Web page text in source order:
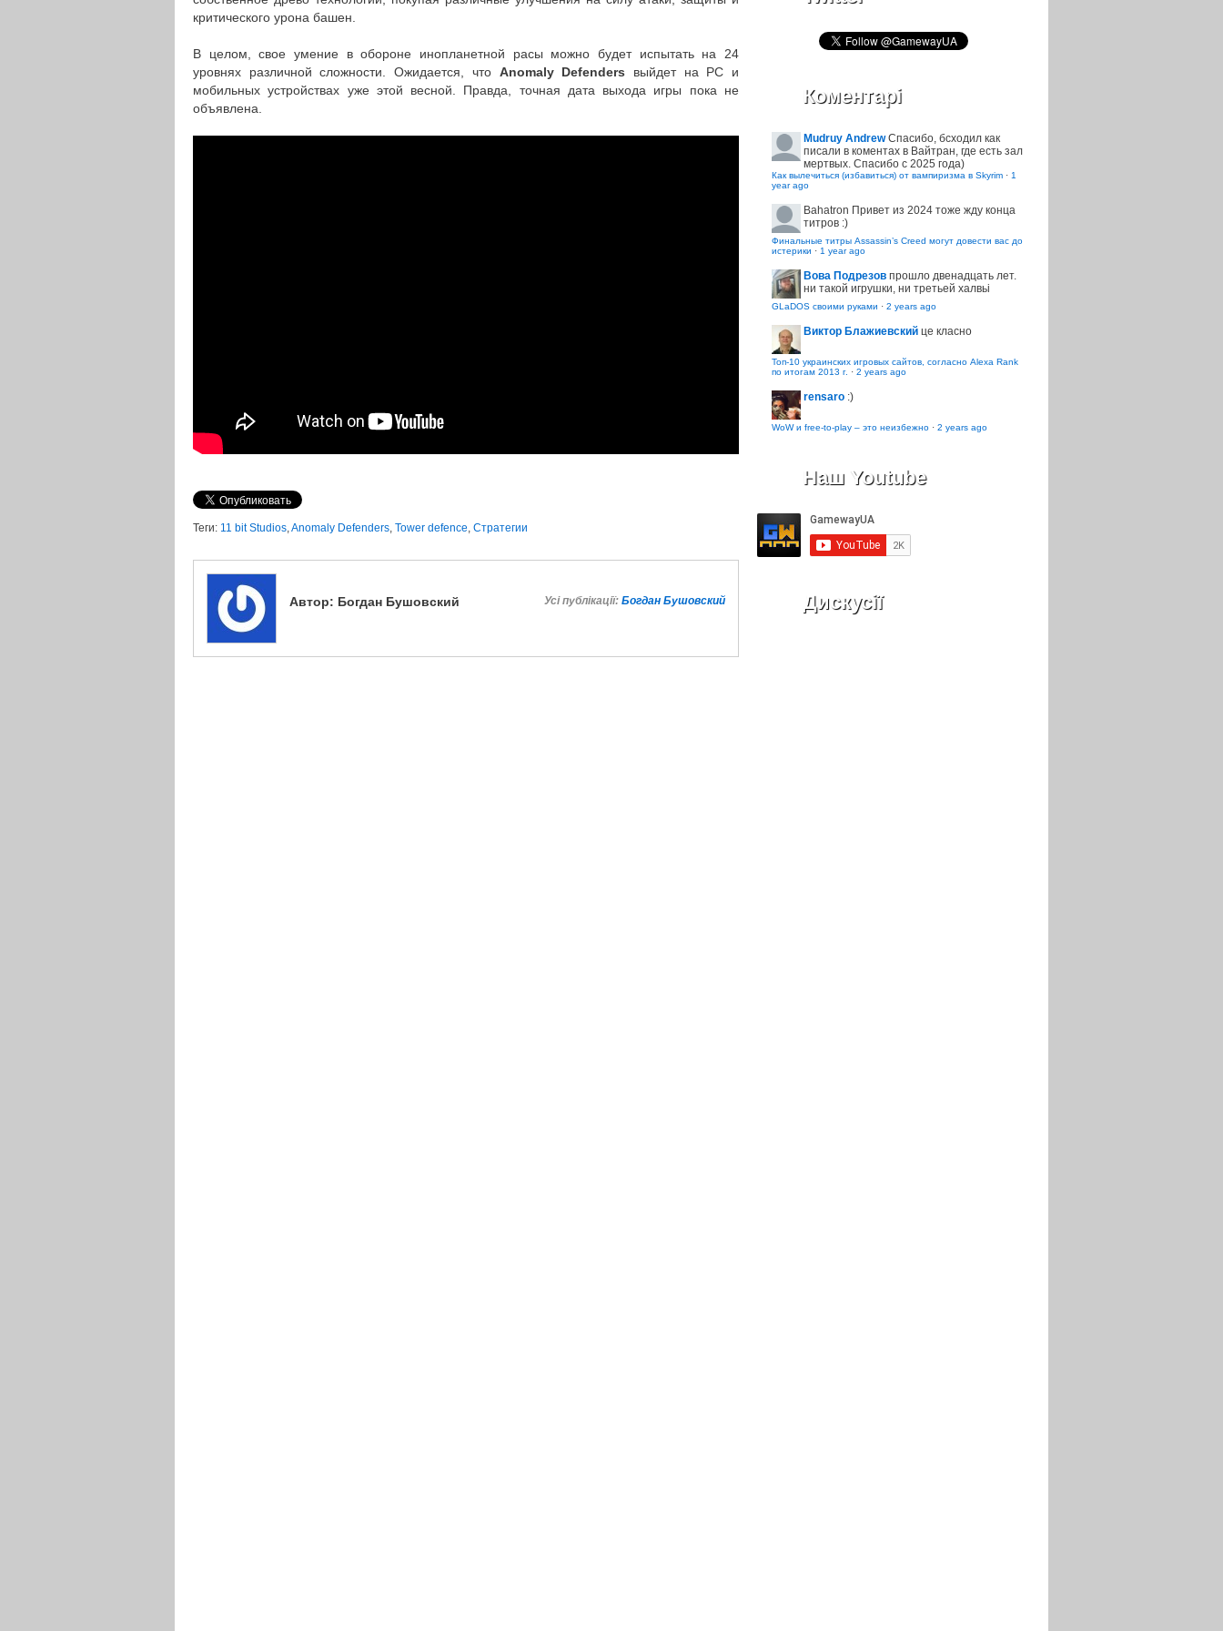
критического урона башен.
В целом, свое умение в обороне инопланетной расы можно будет испытать на 24
уровнях различной сложности. Ожидается, что Anomaly Defenders выйдет на PC и
мобильных устройствах уже этой весной. Правда, точная дата выхода игры пока не
объявлена.
Теги: 11 bit Studios,Anomaly Defenders, Tower defence, Стратегии
Автор: Богдан Бушовский Усі публікації: Богдан Бушовский
Коментарі
Mudruy Andrew Спасибо, бсходил как
писали в коментах в Вайтран, где есть зал
мертвых. Спасибо с 2025 года)
Как вылечиться (избавиться) от вампиризма в Skyrim · 1
year ago
Bahatron Привет из 2024 тоже жду конца
титров :)
Финальные титры Assassin’s Creed могут довести вас до
истерики · 1 year ago
Вова Подрезов прошло двенадцать лет.
ни такой игрушки, ни третьей халвьі
GLaDOS своими руками · 2 years ago
Виктор Блажиевский це класно
Топ-10 украинских игровых сайтов, согласно Alexa Rank
по итогам 2013 г. · 2 years ago
rensaro :)
WoW и free-to-play – это неизбежно · 2 years ago
Наш Youtube
Дискусії